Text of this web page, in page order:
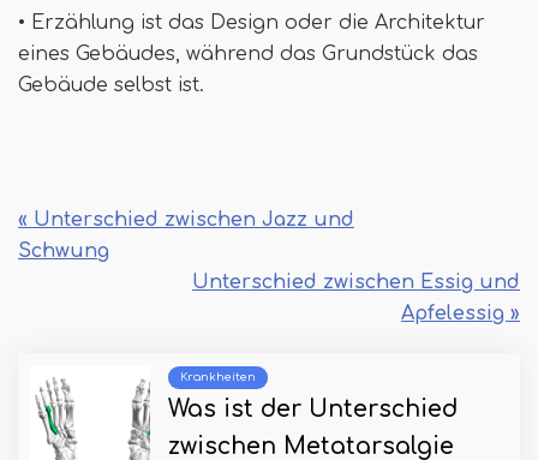
• Erzählung ist das Design oder die Architektur
eines Gebäudes, während das Grundstück das
Gebäude selbst ist.
« Unterschied zwischen Jazz und
Schwung
Unterschied zwischen Essig und
Apfelessig »
Krankheiten
Was ist der Unterschied
zwischen Metatarsalgie